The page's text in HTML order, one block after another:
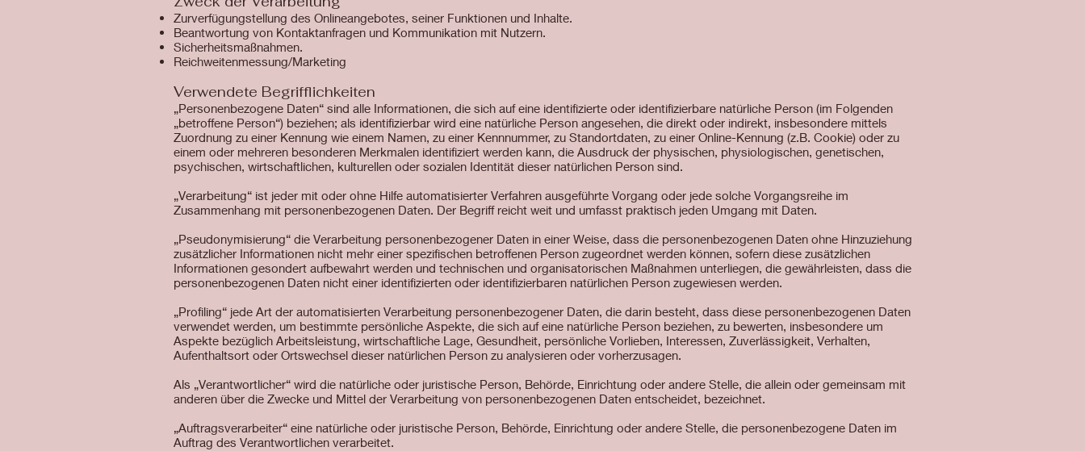
Zurverfügungstellung des Onlineangebotes, seiner Funktionen und Inhalte.
Beantwortung von Kontaktanfragen und Kommunikation mit Nutzern.
Sicherheitsmaßnahmen.
Reichweitenmessung/Marketing
Verwendete Begrifflichkeiten
„Personenbezogene Daten“ sind alle Informationen, die sich auf eine identifizierte oder identifizierbare natürliche Person (im Folgenden
„betroffene Person“) beziehen; als identifizierbar wird eine natürliche Person angesehen, die direkt oder indirekt, insbesondere mittels
Zuordnung zu einer Kennung wie einem Namen, zu einer Kennnummer, zu Standortdaten, zu einer Online-Kennung (z.B. Cookie) oder zu
einem oder mehreren besonderen Merkmalen identifiziert werden kann, die Ausdruck der physischen, physiologischen, genetischen,
psychischen, wirtschaftlichen, kulturellen oder sozialen Identität dieser natürlichen Person sind.
„Verarbeitung“ ist jeder mit oder ohne Hilfe automatisierter Verfahren ausgeführte Vorgang oder jede solche Vorgangsreihe im
Zusammenhang mit personenbezogenen Daten. Der Begriff reicht weit und umfasst praktisch jeden Umgang mit Daten.
„Pseudonymisierung“ die Verarbeitung personenbezogener Daten in einer Weise, dass die personenbezogenen Daten ohne Hinzuziehung
zusätzlicher Informationen nicht mehr einer spezifischen betroffenen Person zugeordnet werden können, sofern diese zusätzlichen
Informationen gesondert aufbewahrt werden und technischen und organisatorischen Maßnahmen unterliegen, die gewährleisten, dass die
personenbezogenen Daten nicht einer identifizierten oder identifizierbaren natürlichen Person zugewiesen werden.
„Profiling“ jede Art der automatisierten Verarbeitung personenbezogener Daten, die darin besteht, dass diese personenbezogenen Daten
verwendet werden, um bestimmte persönliche Aspekte, die sich auf eine natürliche Person beziehen, zu bewerten, insbesondere um
Aspekte bezüglich Arbeitsleistung, wirtschaftliche Lage, Gesundheit, persönliche Vorlieben, Interessen, Zuverlässigkeit, Verhalten,
Aufenthaltsort oder Ortswechsel dieser natürlichen Person zu analysieren oder vorherzusagen.
Als „Verantwortlicher“ wird die natürliche oder juristische Person, Behörde, Einrichtung oder andere Stelle, die allein oder gemeinsam mit
anderen über die Zwecke und Mittel der Verarbeitung von personenbezogenen Daten entscheidet, bezeichnet.
„Auftragsverarbeiter“ eine natürliche oder juristische Person, Behörde, Einrichtung oder andere Stelle, die personenbezogene Daten im
Auftrag des Verantwortlichen verarbeitet.